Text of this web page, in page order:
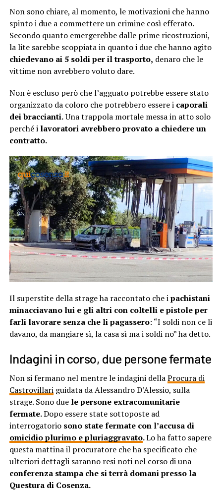
Non sono chiare, al momento, le motivazioni che hanno
spinto i due a commettere un crimine così efferato.
Secondo quanto emergerebbe dalle prime ricostruzioni,
la lite sarebbe scoppiata in quanto i due che hanno agito
chiedevano ai 5 soldi per il trasporto, denaro che le
vittime non avrebbero voluto dare.
Non è escluso però che l’agguato potrebbe essere stato
organizzato da coloro che potrebbero essere i caporali
dei braccianti.Una trappola mortale messa in atto solo
perché i lavoratori avrebbero provato a chiedere un
contratto.
Il superstite della strage ha raccontato che ipachistani
minacciavano lui e gli altri con coltelli e pistole per
farli lavorare senza che li pagassero: “I soldi non ce li
davano, da mangiare sì, la casa sì ma i soldi no” ha detto.
Indagini in corso, due persone fermate
Non si fermano nel mentre le indagini dellaProcura di
Castrovillariguidata da Alessandro D’Alessio, sulla
strage. Sono due le persone extracomunitarie
fermate.Dopo essere state sottoposte ad
interrogatorio sono state fermate con l’accusa di
omicidio plurimo e pluriaggravato.Lo ha fatto sapere
questa mattina il procuratore che ha specificato che
ulteriori dettagli saranno resi noti nel corso di una
conferenza stampa che si terrà domani presso la
Questura di Cosenza.